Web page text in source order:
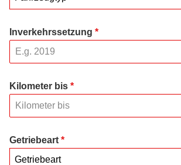
Inverkehrssetzung *
Kilometer bis *
Getriebeart *
Getriebeart